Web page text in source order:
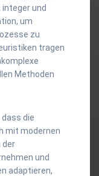
und
um
zu
tragen
Methoden
die
mit modernen
der
und
adaptieren,